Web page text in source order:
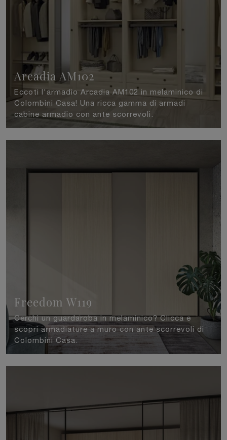
Arcadia AM102
Eccoti l'armadio Arcadia AM102 in melaminico di
Colombini Casa! Una ricca gamma di armadi
cabine armadio con ante scorrevoli.
Freedom W119
Cerchi un guardaroba in melaminico? Clicca e
scopri armadiature a muro con ante scorrevoli di
Colombini Casa.